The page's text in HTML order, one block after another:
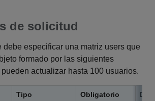
de solicitud
debe especificar una matriz users que
formado por las siguientes
actualizar hasta 100 usuarios.
Tipo Obligatorio